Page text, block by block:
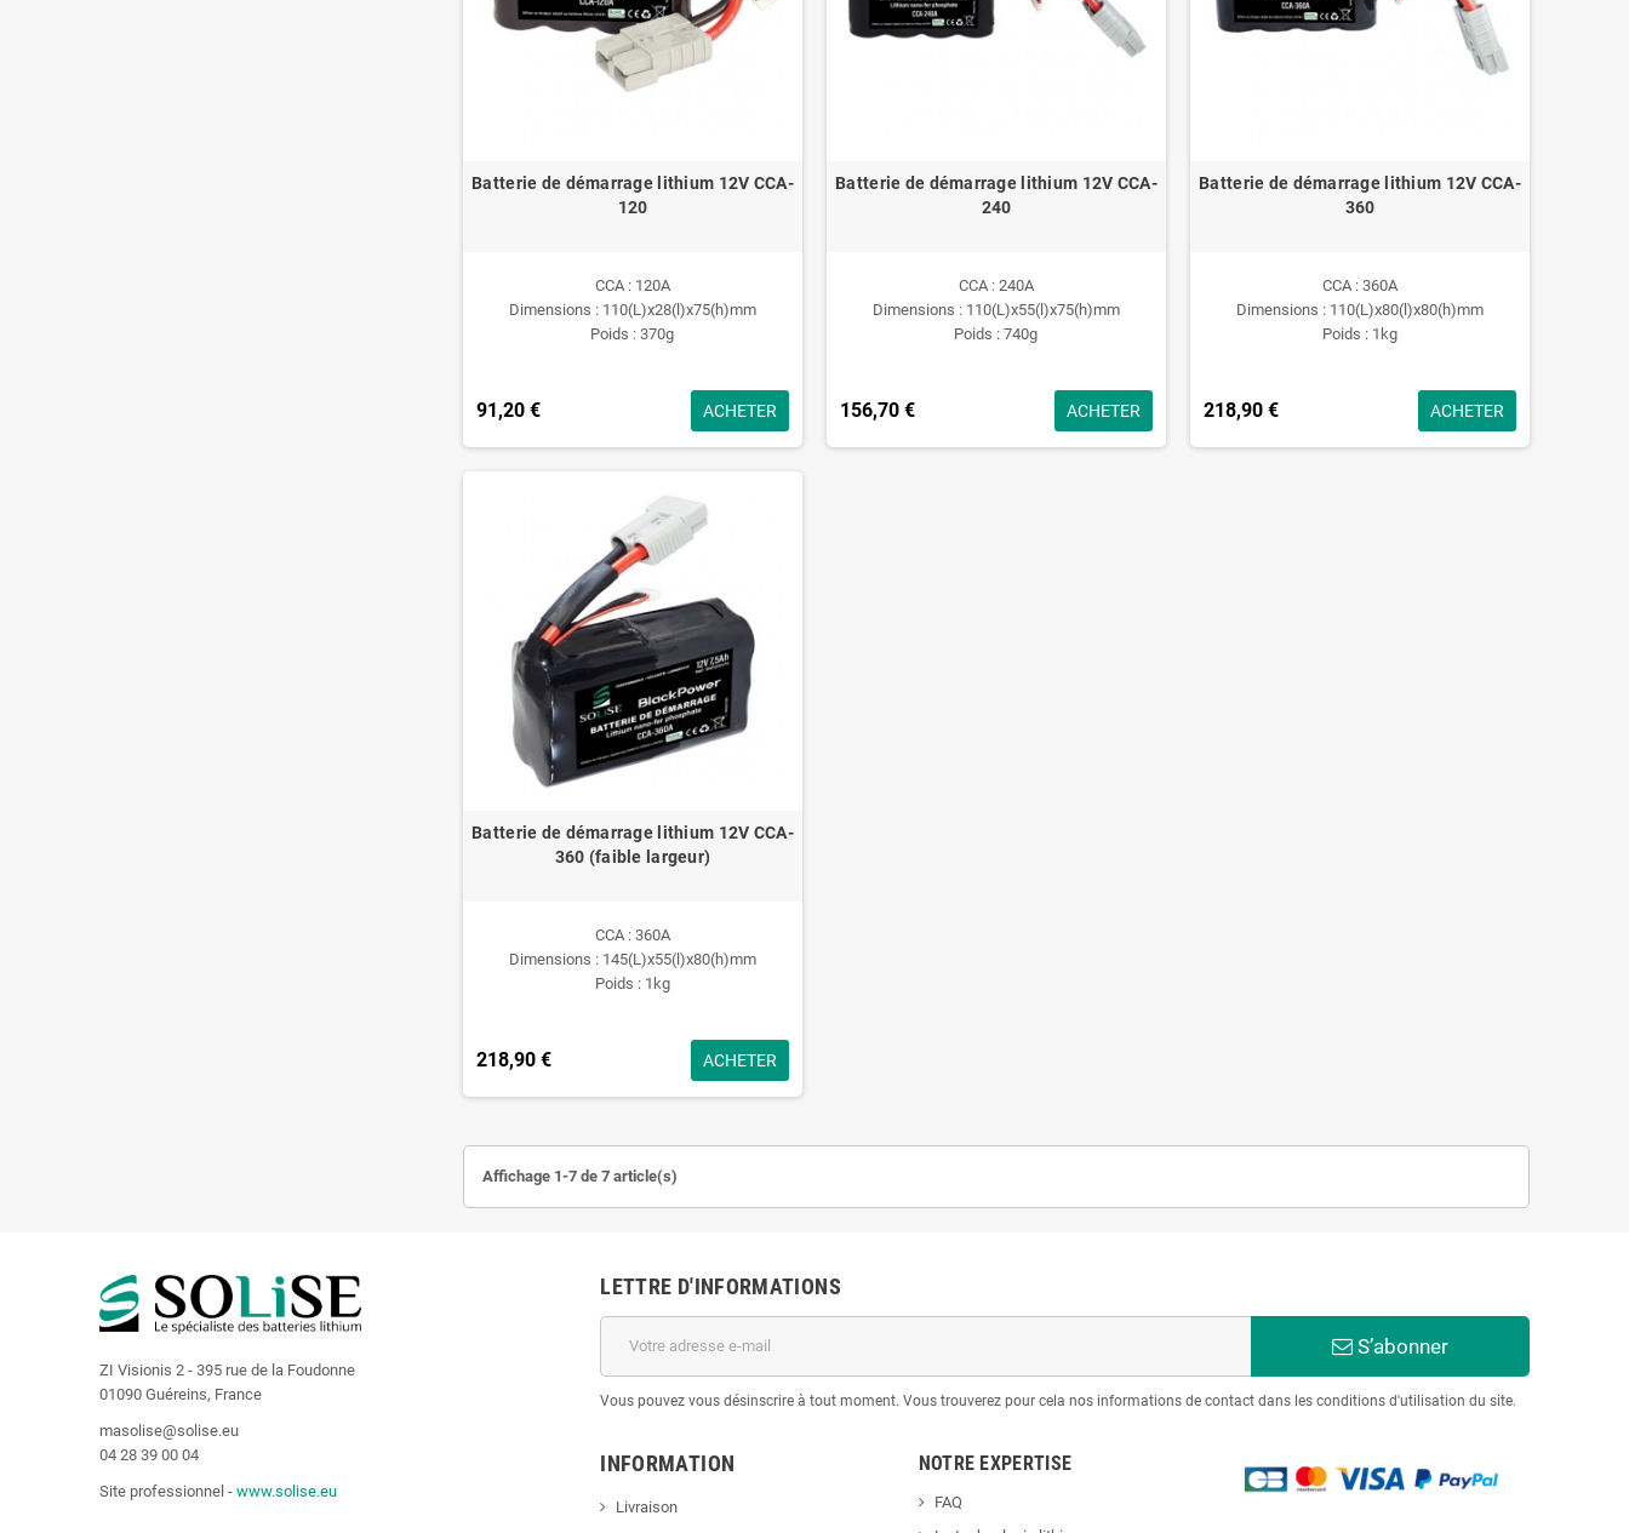
Batterie de démarrage lithium 12V CCA-
120
CCA : 120A
Dimensions : 110(L)x28(l)x75(h)mm
Poids : 370g
91,20 € ACHETER
Batterie de démarrage lithium 12V CCA-
240
CCA : 240A
Dimensions : 110(L)x55(l)x75(h)mm
Poids : 740g
156,70 € ACHETER
Batterie de démarrage lithium 12V CCA-
360
CCA : 360A
Dimensions : 110(L)x80(l)x80(h)mm
Poids : 1kg
218,90 € ACHETER
Batterie de démarrage lithium 12V CCA-
360 (faible largeur)
CCA : 360A
Dimensions : 145(L)x55(l)x80(h)mm
Poids : 1kg
218,90 € ACHETER
Affichage 1-7 de 7 article(s)
ZI Visionis 2 - 395 rue de la Foudonne
01090 Guéreins, France
masolise@solise.eu
04 28 39 00 04
Site professionnel - www.solise.eu
LETTRE D'INFORMATIONS
S’abonner
Vous pouvez vous désinscrire à tout moment. Vous trouverez pour cela nos informations de contact dans les conditions d'utilisation du site.
INFORMATION
Livraison
NOTRE EXPERTISE
FAQ